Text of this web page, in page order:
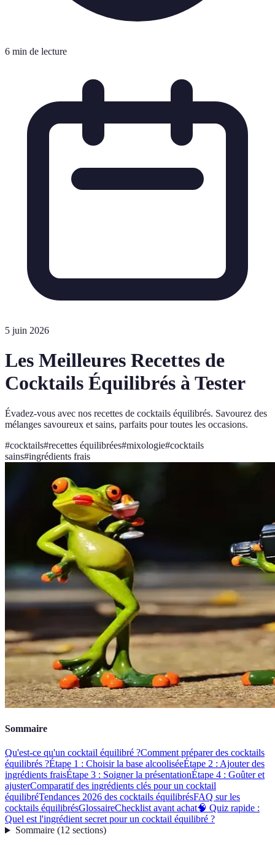
6 min de lecture
5 juin 2026
Les Meilleures Recettes de
Cocktails Équilibrés à Tester
Évadez-vous avec nos recettes de cocktails équilibrés. Savourez des
mélanges savoureux et sains, parfaits pour toutes les occasions.
#cocktails#recettes équilibrées#mixologie#cocktails
sains#ingrédients frais
Sommaire
Qu'est-ce qu'un cocktail équilibré ?Comment préparer des cocktails
équilibrés ?Étape 1 : Choisir la base alcooliséeÉtape 2 : Ajouter des
ingrédients fraisÉtape 3 : Soigner la présentationÉtape 4 : Goûter et
ajusterComparatif des ingrédients clés pour un cocktail
équilibréTendances 2026 des cocktails équilibrésFAQ sur les
cocktails équilibrésGlossaireChecklist avant achat🧠 Quiz rapide :
Quel est l'ingrédient secret pour un cocktail équilibré ?
Sommaire(12 sections)